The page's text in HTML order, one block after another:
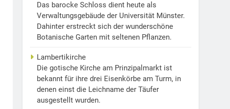
Das barocke Schloss dient heute als
Verwaltungsgebäude der Universität Münster.
Dahinter erstreckt sich der wunderschöne
Botanische Garten mit seltenen Pflanzen.
Lambertikirche
Die gotische Kirche am Prinzipalmarkt ist
bekannt für ihre drei Eisenkörbe am Turm, in
denen einst die Leichname der Täufer
ausgestellt wurden.